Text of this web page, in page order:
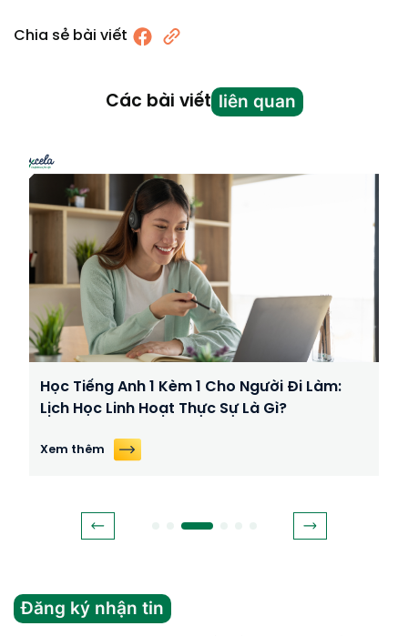
Chia sẻ bài viết
Các bài viết liên quan
Học Tiếng Anh 1 Kèm 1 Cho Người Đi Làm:
Lịch Học Linh Hoạt Thực Sự Là Gì?
Xem thêm
Đăng ký nhận tin